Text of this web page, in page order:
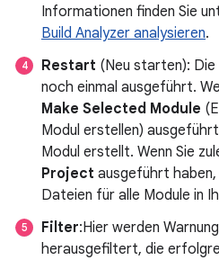
Informationen finden Sie
Build Analyzer analysieren.
Restart (Neu starten):
noch einmal ausgeführt.
Make Selected Module
Modul erstellen)
Modul erstellt. Wenn Sie
Project ausgeführt
Dateien für alle Module in
Filter:Hier werden
herausgefiltert, die